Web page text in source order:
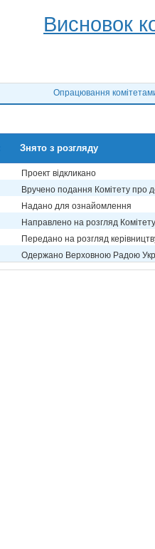
Висновок
Опрацювання
Знято з розгляду
Проект відкликано
Вручено подання Комітету про
Надано для ознайомлення
Направлено на розгляд Комітету
Передано на розгляд
Одержано Верховною Радою